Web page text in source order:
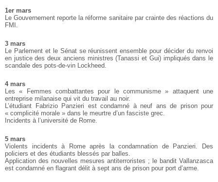
1er mars
Le Gouvernement reporte la réforme sanitaire par crainte des réactions du
FMI.
3 mars
Le Parlement et le Sénat se réunissent ensemble pour décider du renvoi
en justice des deux anciens ministres (Tanassi et Gui) impliqués dans le
scandale des pots-de-vin Lockheed.
4 mars
Les « Femmes combattantes pour le communisme » attaquent une
entreprise milanaise qui vit du travail au noir.
L’étudiant Fabrizio Panzieri est condamné à neuf ans de prison pour
« complicité morale » dans le meurtre d’un fasciste grec.
Incidents à l’université de Rome.
5 mars
Violents incidents à Rome après la condamnation de Panzieri. Des
policiers et des étudiants blessés par balles.
Application des nouvelles mesures antiterroristes ; le bandit Vallanzasca
est condamné en flagrant délit à sept ans de prison pour port d’arme.